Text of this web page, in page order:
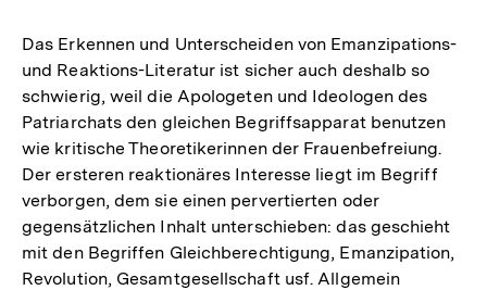
Das Erkennen und Unterscheiden von Emanzipations-
und Reaktions-Literatur ist sicher auch deshalb so
schwierig, weil die Apologeten und Ideologen des
Patriarchats den gleichen Begriffsapparat benutzen
wie kritische Theoretikerinnen der Frauenbefreiung.
Der ersteren reaktionäres Interesse liegt im Begriff
verborgen, dem sie einen pervertierten oder
gegensätzlichen Inhalt unterschieben: das geschieht
mit den Begriffen Gleichberechtigung, Emanzipation,
Revolution, Gesamtgesellschaft usf. Allgemein